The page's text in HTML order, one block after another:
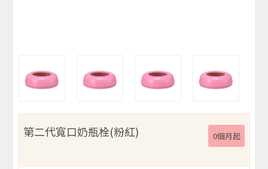
第二代寬口奶瓶栓(粉紅) 0個月起